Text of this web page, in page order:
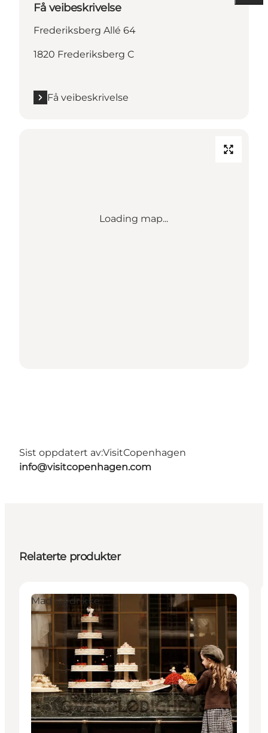
Få veibeskrivelse
Frederiksberg Allé 64
1820 Frederiksberg C
Få veibeskrivelse
Loading map...
Sist oppdatert av:VisitCopenhagen
info@visitcopenhagen.com
Relaterte produkter
Mad og drikke